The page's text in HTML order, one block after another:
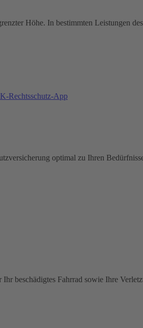
Höhe. In bestimmten Leistungen
Rechtsschutz-App
optimal zu Ihren
beschädigtes Fahrrad sowie Ihre